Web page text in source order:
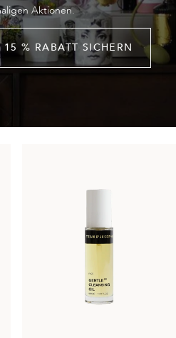
Aktionen.
% RABATT SICHERN